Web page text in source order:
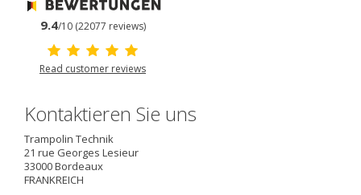
9.4/10 (22077 reviews)
Read customer reviews
Kontaktieren Sie uns
Trampolin Technik
21 rue Georges Lesieur
33000Bordeaux
FRANKREICH